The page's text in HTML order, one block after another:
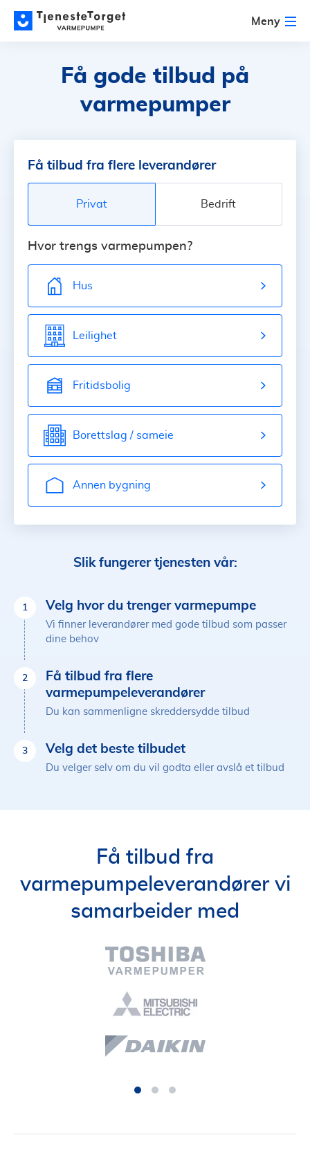
Meny
Få gode tilbud på
varmepumper
Få tilbud fra flere leverandører
Privat Bedrift
Hvor trengs varmepumpen?
Hus
Leilighet
Fritidsbolig
Borettslag / sameie
Annen bygning
Slik fungerer tjenesten vår:
1 Velg hvor du trenger varmepumpe
Vi finner leverandører med gode tilbud som passer
dine behov
2
Få tilbud fra flere
varmepumpeleverandører
Du kan sammenligne skreddersydde tilbud
3 Velg det beste tilbudet
Du velger selv om du vil godta eller avslå et tilbud
Få tilbud fra
varmepumpeleverandører vi
samarbeider med